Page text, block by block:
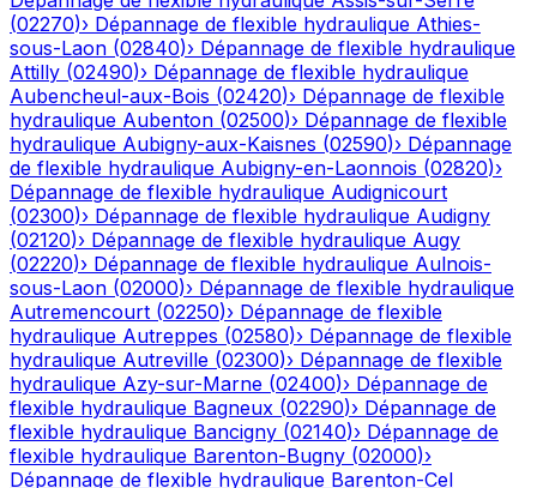
(02270)› Dépannage de flexible hydraulique Athies-
sous-Laon (02840)› Dépannage de flexible hydraulique
Attilly (02490)› Dépannage de flexible hydraulique
Aubencheul-aux-Bois (02420)› Dépannage de flexible
hydraulique Aubenton (02500)› Dépannage de flexible
hydraulique Aubigny-aux-Kaisnes (02590)› Dépannage
de flexible hydraulique Aubigny-en-Laonnois (02820)›
Dépannage de flexible hydraulique Audignicourt
(02300)› Dépannage de flexible hydraulique Audigny
(02120)› Dépannage de flexible hydraulique Augy
(02220)› Dépannage de flexible hydraulique Aulnois-
sous-Laon (02000)› Dépannage de flexible hydraulique
Autremencourt (02250)› Dépannage de flexible
hydraulique Autreppes (02580)› Dépannage de flexible
hydraulique Autreville (02300)› Dépannage de flexible
hydraulique Azy-sur-Marne (02400)› Dépannage de
flexible hydraulique Bagneux (02290)› Dépannage de
flexible hydraulique Bancigny (02140)› Dépannage de
flexible hydraulique Barenton-Bugny (02000)›
Dépannage de flexible hydraulique Barenton-Cel